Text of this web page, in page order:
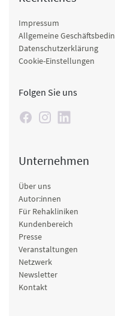
Impressum
Allgemeine
Datenschutzerklärung
Cookie-Einstellungen
Folgen Sie uns
Unternehmen
Über uns
Autor:innen
Für Rehakliniken
Kundenbereich
Presse
Veranstaltungen
Netzwerk
Newsletter
Kontakt